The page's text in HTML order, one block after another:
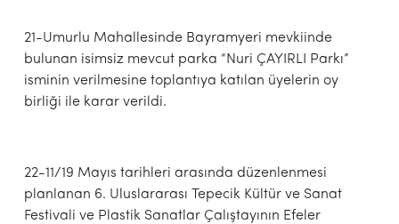
21-Umurlu Mahallesinde Bayramyeri mevkiinde
bulunan isimsiz mevcut parka “Nuri ÇAYIRLI Parkı”
isminin verilmesine toplantıya katılan üyelerin oy
birliği ile karar verildi.
22-11/19 Mayıs tarihleri arasında düzenlenmesi
planlanan 6. Uluslararası Tepecik Kültür ve Sanat
Festivali ve Plastik Sanatlar Çalıştayının Efeler